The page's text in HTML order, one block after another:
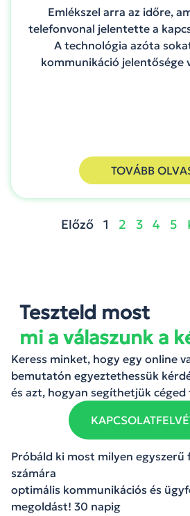
Emlékszel arra az időre,
telefonvonal jelentette a
A technológia azóta
kommunikáció jelentősége
TOVÁBB
Előző 1 2 3 4 5
Teszteld most
mi a válaszunk a
Keress minket, hogy egy online
bemutatón egyeztethessük
és azt, hogyan segíthetjük céged
Próbáld ki most milyen egyszerű
számára
optimális kommunikációs és
megoldást! 30 napig